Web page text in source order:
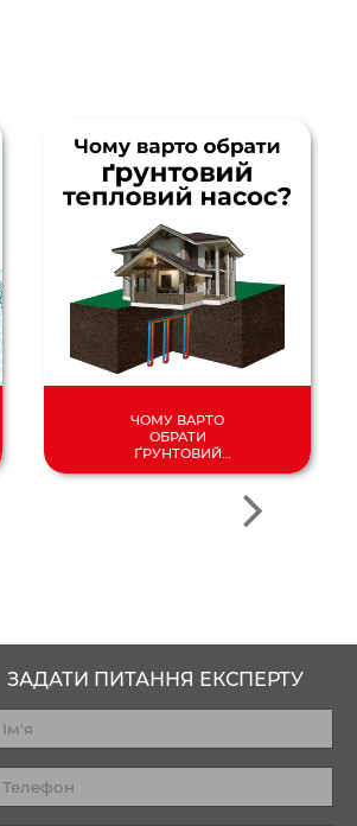
ЧОМУ ВАРТО
ОБРАТИ
ҐРУНТОВИЙ
ЗАДАТИ ПИТАННЯ ЕКСПЕРТУ